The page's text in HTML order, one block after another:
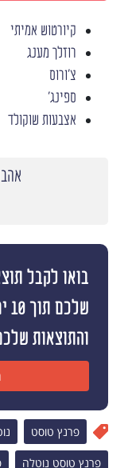
קיורטוש אמיתי
רוזלך מענג
צ'ורוס
ספינג'
אצבעות שוקולד
בואו לקבל
והתוצאות
פרנץ טוסט
פרנץ טוסט נוטלה